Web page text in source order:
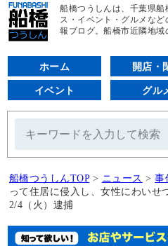
船橋つうしんは、千葉県
ス・イベント・グルメな
報ブログ。船橋市近隣地域
ホーム 開店・
イベント グル
船橋つうしんTOP > ニュース > 事
って住居に侵入し、女性にわいせ
2/4（火）逮捕